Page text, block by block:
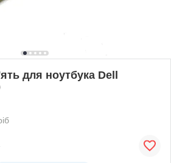
для ноутбука Dell